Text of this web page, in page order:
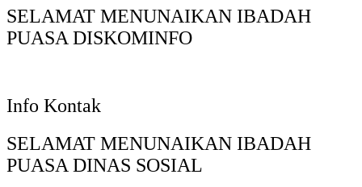
SELAMAT MENUNAIKAN IBADAH
PUASA DISKOMINFO
Info Kontak
SELAMAT MENUNAIKAN IBADAH
PUASA DINAS SOSIAL